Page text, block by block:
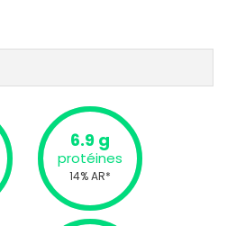
6.9 g
protéines
14% AR*